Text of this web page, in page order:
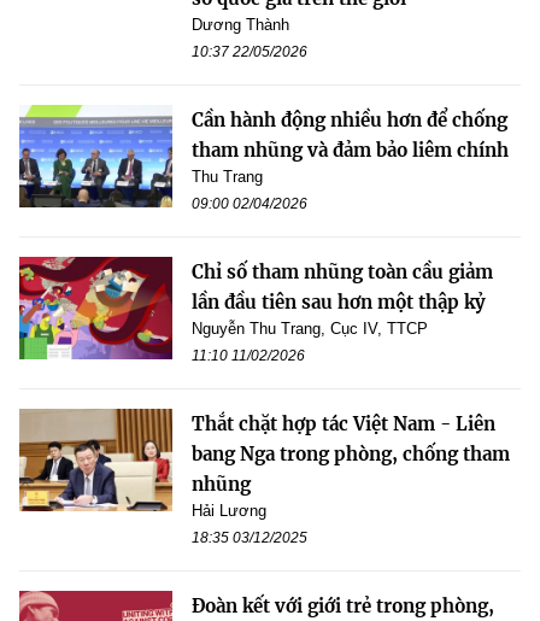
Dương Thành
10:37 22/05/2026
Cần hành động nhiều hơn để chống
tham nhũng và đảm bảo liêm chính
Thu Trang
09:00 02/04/2026
Chỉ số tham nhũng toàn cầu giảm
lần đầu tiên sau hơn một thập kỷ
Nguyễn Thu Trang, Cục IV, TTCP
11:10 11/02/2026
Thắt chặt hợp tác Việt Nam - Liên
bang Nga trong phòng, chống tham
nhũng
Hải Lương
18:35 03/12/2025
Đoàn kết với giới trẻ trong phòng,